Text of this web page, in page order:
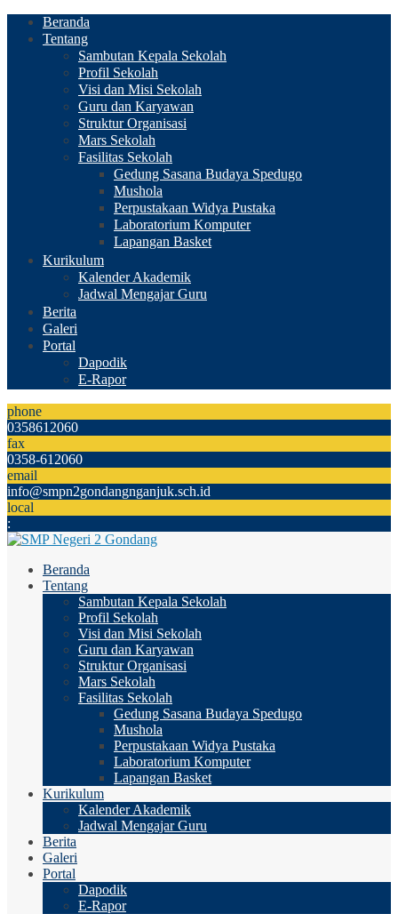
Beranda
Tentang
Sambutan Kepala Sekolah
Profil Sekolah
Visi dan Misi Sekolah
Guru dan Karyawan
Struktur Organisasi
Mars Sekolah
Fasilitas Sekolah
Gedung Sasana Budaya Spedugo
Mushola
Perpustakaan Widya Pustaka
Laboratorium Komputer
Lapangan Basket
Kurikulum
Kalender Akademik
Jadwal Mengajar Guru
Berita
Galeri
Portal
Dapodik
E-Rapor
phone
0358612060
fax
0358-612060
email
info@smpn2gondangnganjuk.sch.id
local
:
Beranda
Tentang
Sambutan Kepala Sekolah
Profil Sekolah
Visi dan Misi Sekolah
Guru dan Karyawan
Struktur Organisasi
Mars Sekolah
Fasilitas Sekolah
Gedung Sasana Budaya Spedugo
Mushola
Perpustakaan Widya Pustaka
Laboratorium Komputer
Lapangan Basket
Kurikulum
Kalender Akademik
Jadwal Mengajar Guru
Berita
Galeri
Portal
Dapodik
E-Rapor